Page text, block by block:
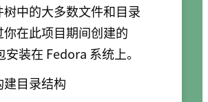
树中的大多数文件和目录
你在此项目期间创建的
装在 Fedora 系统上。
建目录结构